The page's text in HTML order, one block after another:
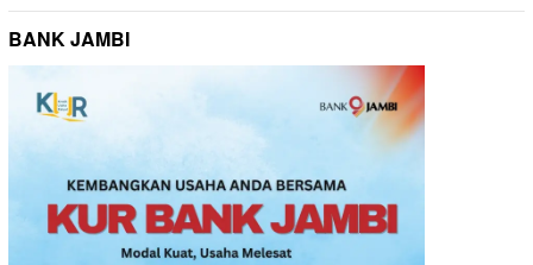
BANK JAMBI